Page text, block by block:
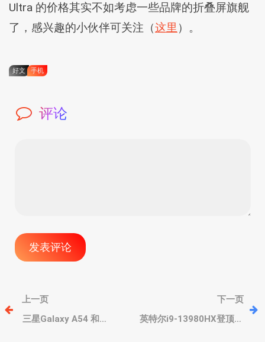
Ultra 的价格其实不如考虑一些品牌的折叠屏旗舰
了，感兴趣的小伙伴可关注（这里 ）。
好文 手机
评论
文
章
上一页
三星Galaxy A54 和
下一页
英特尔i9-13980HX登顶，